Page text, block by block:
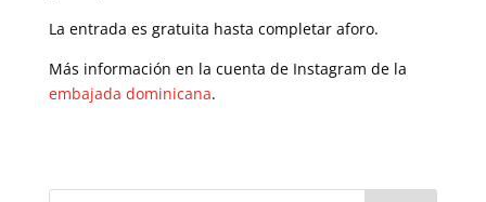
La entrada es gratuita hasta completar aforo.
Más información en la cuenta de Instagram de la
embajada dominicana.